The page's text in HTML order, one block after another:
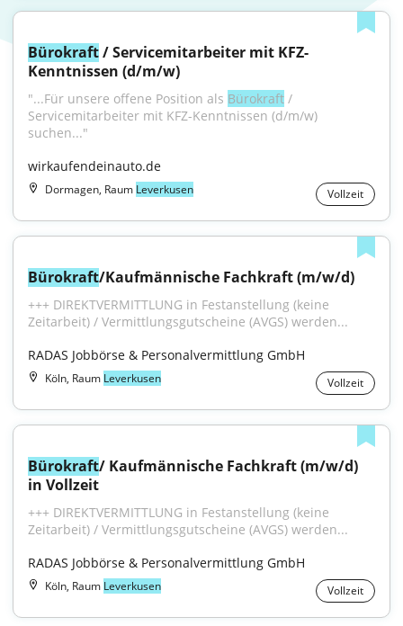
Bürokraft / Servicemitarbeiter mit KFZ-
Kenntnissen (d/m/w)
"...Für unsere offene Position als Bürokraft /
Servicemitarbeiter mit KFZ-Kenntnissen (d/m/w)
suchen..."
wirkaufendeinauto.de
Dormagen, Raum Leverkusen Vollzeit
Bürokraft/Kaufmännische Fachkraft (m/w/d)
+++ DIREKTVERMITTLUNG in Festanstellung (keine
Zeitarbeit) / Vermittlungsgutscheine (AVGS) werden...
RADAS Jobbörse & Personalvermittlung GmbH
Köln, Raum Leverkusen Vollzeit
Bürokraft/ Kaufmännische Fachkraft (m/w/d)
in Vollzeit
+++ DIREKTVERMITTLUNG in Festanstellung (keine
Zeitarbeit) / Vermittlungsgutscheine (AVGS) werden...
RADAS Jobbörse & Personalvermittlung GmbH
Köln, Raum Leverkusen Vollzeit